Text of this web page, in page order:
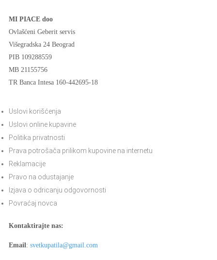
MI PIACE doo
Ovlašćeni Geberit servis
Višegradska 24 Beograd
PIB 109288559
MB 21155756
TR Banca Intesa 160-442695-18
Uslovi korišćenja
Uslovi online kupavine
Politika privatnosti
Prava potrošača prilikom kupovine na internetu
Reklamacije
Pravo na odustajanje
Izjava o odricanju odgovornosti
Povraćaj novca
Kontaktirajte nas:
Email : svetkupatila@gmail.com